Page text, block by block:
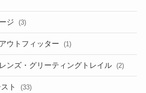
ジ (3)
ウトフィッター (1)
ンズ・グリーティングトレイル (2)
ト (33)